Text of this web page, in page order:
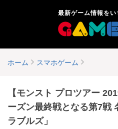
最新ゲーム情報をい
ホーム スマホゲーム
【モンスト プロツアー
ーズン最終戦となる第7戦
ラブルズ」